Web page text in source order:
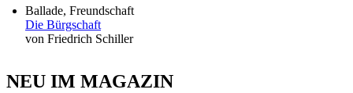
Ballade, Freundschaft
Die Bürgschaft
von Friedrich Schiller
NEU IM MAGAZIN